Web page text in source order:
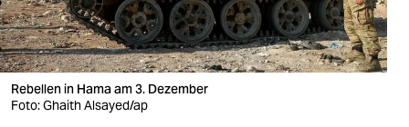
verlag
veranstaltungen
shop
fragen & hilfe
Rebellen in Hama am 3. Dezember
Foto: Ghaith Alsayed/ap